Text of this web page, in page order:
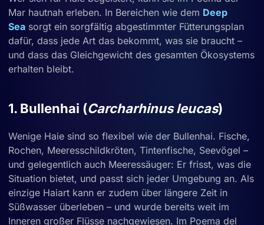
Mar hautnah erleben. In Bereichen wie dem Deep
Sea sorgt ein sorgfältig abgestimmter Fütterungsplan
dafür, dass jede Art das bekommt, was sie braucht –
und dass das Gleichgewicht des gesamten Ökosystems
erhalten bleibt.
1. Bullenhai (Carcharhinus leucas)
Wenige Haie sind so flexibel wie der Bullenhai. Fische,
Rochen, Meeresschildkröten, Tintenfische, Seevögel –
und gelegentlich auch Meeressäuger: Er frisst, was die
Situation bietet, und passt sich jeder Umgebung an. Als
einzige Haiart kann er zudem über längere Zeit in
Süßwasser überleben – und wurde bereits weit im
Inneren großer Flüsse nachgewiesen. Im Poema del